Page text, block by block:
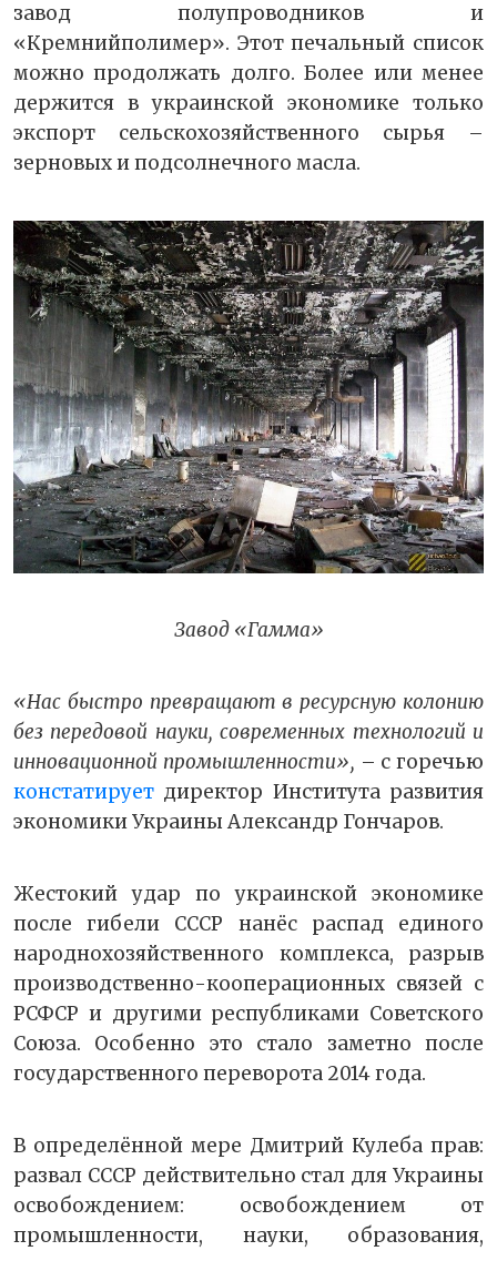
завод полупроводников и
«Кремнийполимер». Этот печальный список
можно продолжать долго. Более или менее
держится в украинской экономике только
экспорт сельскохозяйственного сырья –
зерновых и подсолнечного масла.
Завод «Гамма»
«Нас быстро превращают в ресурсную колонию
без передовой науки, современных технологий и
инновационной промышленности», – с горечью
констатирует директор Института развития
экономики Украины Александр Гончаров.
Жестокий удар по украинской экономике
после гибели СССР нанёс распад единого
народнохозяйственного комплекса, разрыв
производственно-кооперационных связей с
РСФСР и другими республиками Советского
Союза. Особенно это стало заметно после
государственного переворота 2014 года.
В определённой мере Дмитрий Кулеба прав:
развал СССР действительно стал для Украины
освобождением: освобождением от
промышленности, науки, образования,